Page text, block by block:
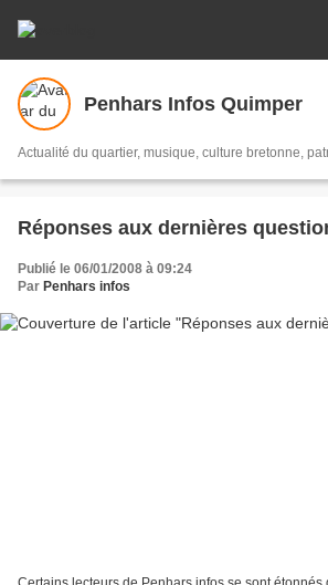
Penhars Infos Quimper
Actualité du quartier, musique, culture bretonne,
Réponses aux dernières
Publié le 06/01/2008 à 09:24
Par Penhars infos